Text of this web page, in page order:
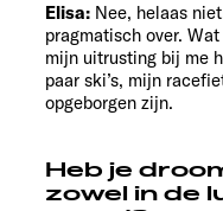
Elisa: Nee, helaas
pragmatisch over.
mijn uitrusting bij me
paar ski’s, mijn
opgeborgen zijn.
Heb je
zowel in de